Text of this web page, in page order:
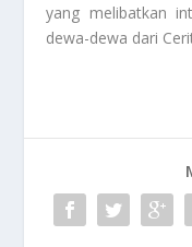
yang melibatkan
dewa-dewa dari